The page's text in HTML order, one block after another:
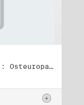
Titel: Materialsammlung : Osteuropa (1)